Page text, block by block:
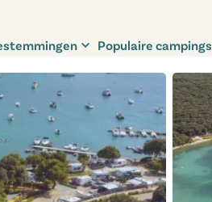
Populaire campings